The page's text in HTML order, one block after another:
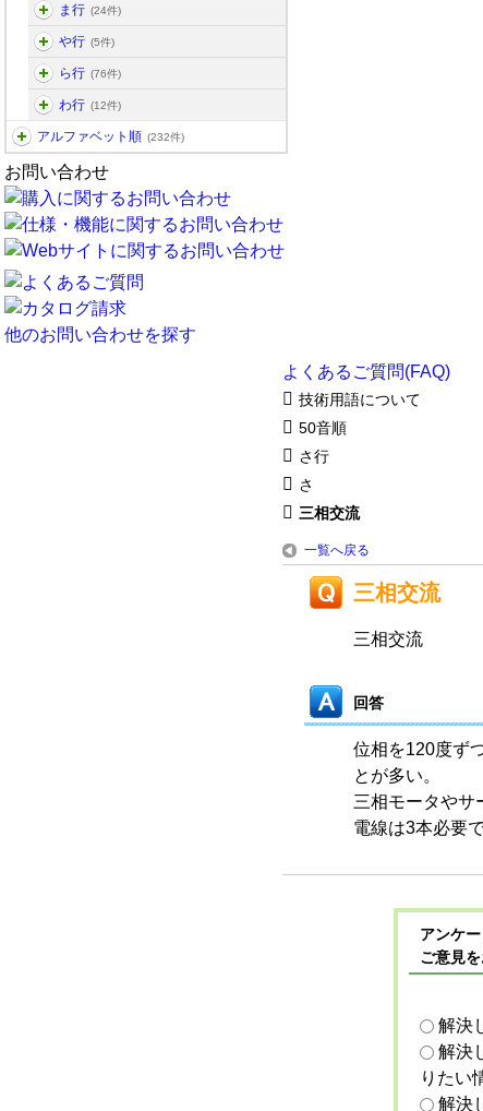
ま行 (24件)
や行 (5件)
ら行 (76件)
わ行 (12件)
アルファベット順 (232件)
お問い合わせ
他のお問い合わせを探す
よくあるご質問(FAQ)
技術用語について
50音順
さ行
さ
三相交流
一覧へ戻る
三相交流
三相交流
回答
位相を120度ず
とが多い。
三相モータやサ
電線は3本必要
アンケ
ご意見
解決
解決
りたい
解決